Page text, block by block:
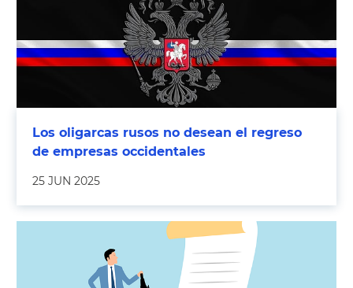
Los oligarcas rusos no desean el regreso
de empresas occidentales
25 JUN 2025